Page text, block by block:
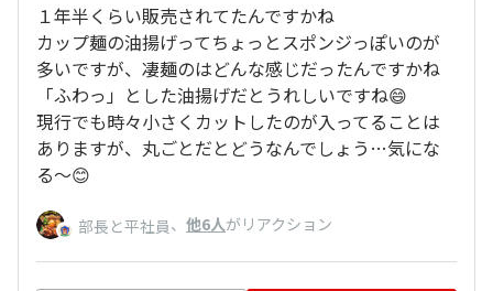
１年半くらい販売されてたんですかね
カップ麺の油揚げってちょっとスポンジっぽいのが
多いですが、凄麺のはどんな感じだったんですかね
「ふわっ」とした油揚げだとうれしいですね😄
現行でも時々小さくカットしたのが入ってることは
ありますが、丸ごとだとどうなんでしょう…気にな
る〜😊
部長と平社員、 他6人がリアクション